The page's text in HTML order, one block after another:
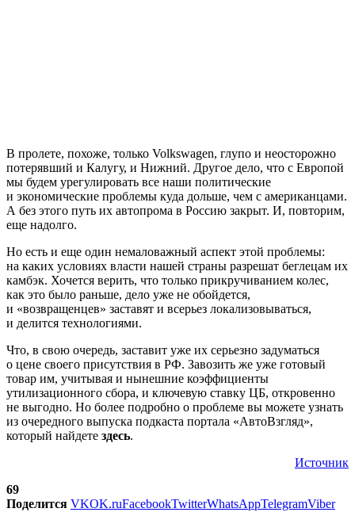
В пролете, похоже, только Volkswagen, глупо и неосторожно
потерявший и Калугу, и Нижний. Другое дело, что с Европой
мы будем урегулировать все наши политические
и экономические проблемы куда дольше, чем с американцами.
А без этого путь их автопрома в Россию закрыт. И, повторим,
еще надолго.
Но есть и еще один немаловажный аспект этой проблемы:
на каких условиях власти нашей страны разрешат беглецам их
камбэк. Хочется верить, что только прикручиванием колес,
как это было раньше, дело уже не обойдется,
и «возвращенцев» заставят и всерьез локализовываться,
и делится технологиями.
Что, в свою очередь, заставит уже их серьезно задуматься
о цене своего присутствия в РФ. Завозить же уже готовый
товар им, учитывая и нынешние коэффициенты
утилизационного сбора, и ключевую ставку ЦБ, откровенно
не выгодно. Но более подробно о проблеме вы можете узнать
из очередного выпуска подкаста портала «АвтоВзгляд»,
который найдете здесь.
Источник
69
Поделится VKOK.ruFacebookTwitterWhatsAppTelegramViber